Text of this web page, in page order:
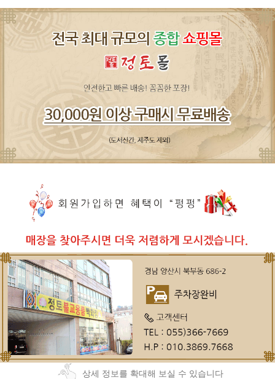
상세 정보를 확대해 보실 수 있습니다